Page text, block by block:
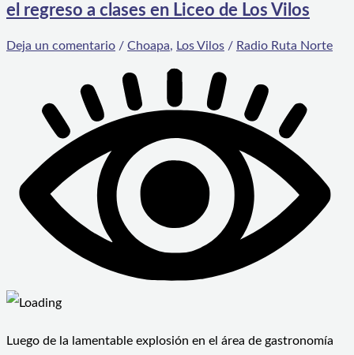
el regreso a clases en Liceo de Los Vilos
Deja un comentario / Choapa, Los Vilos / Radio Ruta Norte
Luego de la lamentable explosión en el área de gastronomía